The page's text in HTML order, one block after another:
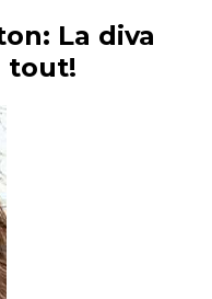
La diva
tout!